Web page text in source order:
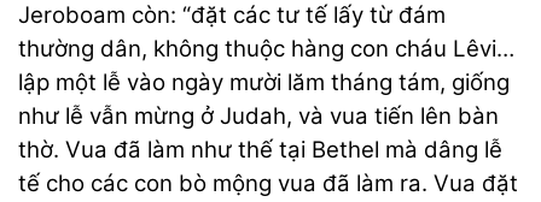
Jeroboam còn: “đặt các tư tế lấy từ đám
thường dân, không thuộc hàng con cháu Lêvi…
lập một lễ vào ngày mười lăm tháng tám, giống
như lễ vẫn mừng ở Judah, và vua tiến lên bàn
thờ. Vua đã làm như thế tại Bethel mà dâng lễ
tế cho các con bò mộng vua đã làm ra. Vua đặt